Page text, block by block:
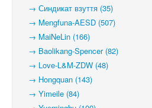
→ Синдикат взуття (35)
→ Mengfuna-AESD (507)
→ MaiNeLin (166)
→ Baolikang-Spencer (82)
→ Love-L&M-ZDW (48)
→ Hongquan (143)
→ Yimeile (84)